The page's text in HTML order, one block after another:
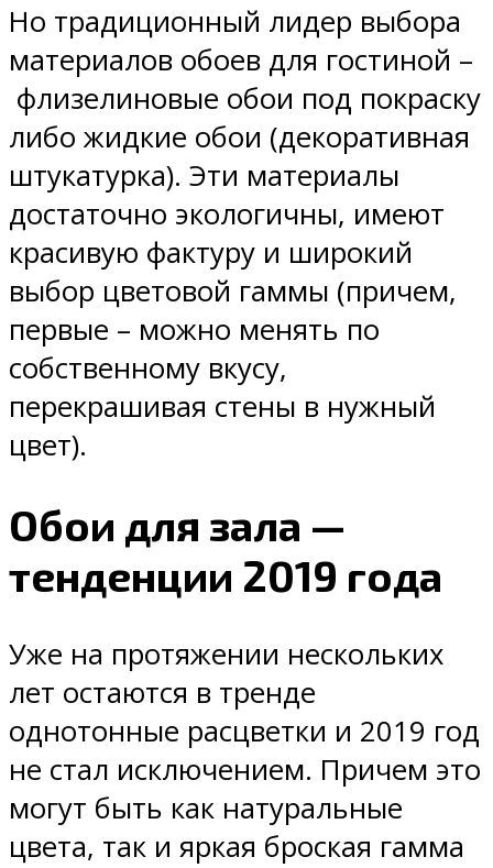
Но традиционный лидер выбора
материалов обоев для гостиной –
флизелиновые обои под покраску
либо жидкие обои (декоративная
штукатурка). Эти материалы
достаточно экологичны, имеют
красивую фактуру и широкий
выбор цветовой гаммы (причем,
первые – можно менять по
собственному вкусу,
перекрашивая стены в нужный
цвет).
Обои для зала —
тенденции 2019 года
Уже на протяжении нескольких
лет остаются в тренде
однотонные расцветки и 2019 год
не стал исключением. Причем это
могут быть как натуральные
цвета, так и яркая броская гамма